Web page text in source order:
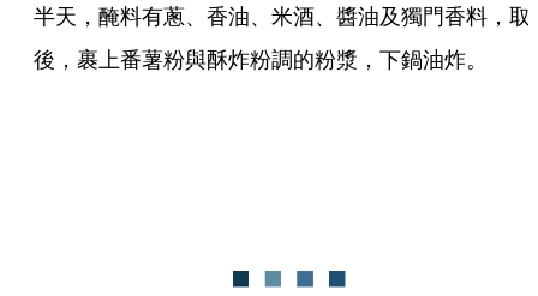
半天，醃料有蔥、香油、米酒、醬油及獨門香料，取
後，裹上番薯粉與酥炸粉調的粉漿，下鍋油炸。